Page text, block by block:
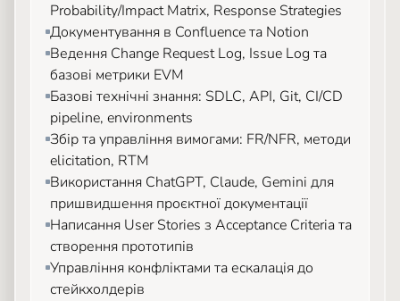
Probability/Impact Matrix, Response Strategies
Документування в Confluence та Notion
Ведення Change Request Log, Issue Log та
базові метрики EVM
Базові технічні знання: SDLC, API, Git, CI/CD
pipeline, environments
Збір та управління вимогами: FR/NFR, методи
elicitation, RTM
Використання ChatGPT, Claude, Gemini для
пришвидшення проєктної документації
Написання User Stories з Acceptance Criteria та
створення прототипів
Управління конфліктами та ескалація до
стейкхолдерів